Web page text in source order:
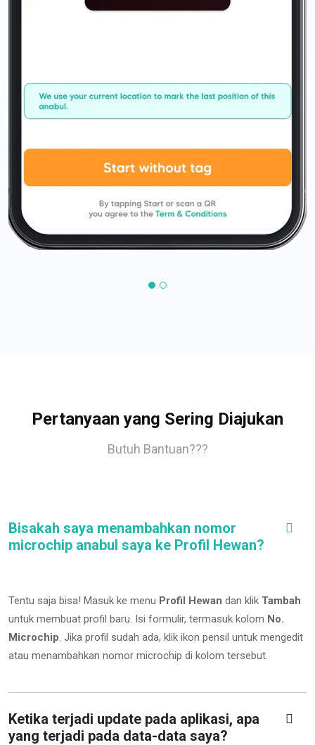
Pertanyaan yang Sering Diajukan
Butuh Bantuan???
Bisakah saya menambahkan nomor
microchip anabul saya ke Profil Hewan?
Tentu saja bisa! Masuk ke menu Profil Hewan dan klik Tambah
untuk membuat profil baru. Isi formulir, termasuk kolom No.
Microchip. Jika profil sudah ada, klik ikon pensil untuk mengedit
atau menambahkan nomor microchip di kolom tersebut.
Ketika terjadi update pada aplikasi, apa
yang terjadi pada data-data saya?